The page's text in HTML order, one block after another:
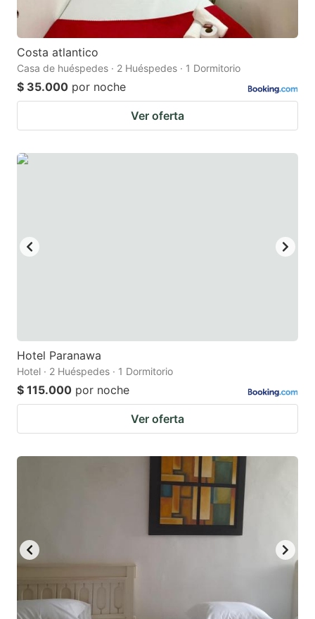
Costa atlantico
Casa de huéspedes · 2 Huéspedes · 1 Dormitorio
$ 35.000 por noche
Ver oferta
Hotel Paranawa
Hotel · 2 Huéspedes · 1 Dormitorio
$ 115.000 por noche
Ver oferta